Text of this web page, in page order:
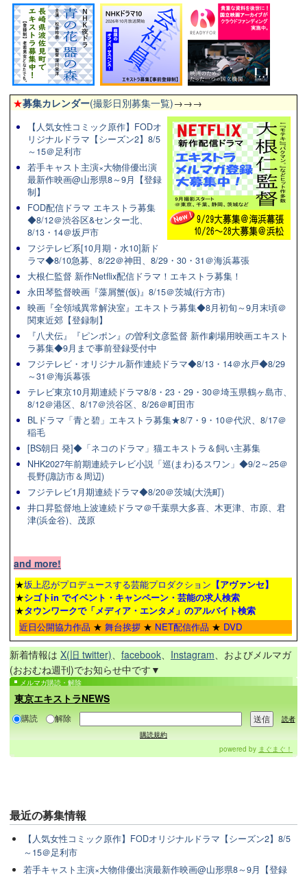
★募集カレンダー(撮影日別募集一覧)→→→
【人気女性コミック原作】FODオ
リジナルドラマ【シーズン2】8/5
～15＠足利市
若手キャスト主演×大物俳優出演
最新作映画@山形県8～9月【登録
制】
FOD配信ドラマ エキストラ募集
◆8/12＠渋谷区&センター北、
8/13・14＠坂戸市
フジテレビ系[10月期・水10]新ド
ラマ◆8/10急募、8/22＠神田、8/29・30・31＠海浜幕張
大根仁監督 新作Netflix配信ドラマ！エキストラ募集！
永田琴監督映画『藻屑蟹(仮)』8/15＠茨城(行方市)
映画『全領域異常解決室』エキストラ募集◆8月初旬～9月末頃＠
関東近郊【登録制】
『八犬伝』『ピンポン』の曽利文彦監督 新作劇場用映画エキスト
ラ募集◆9月まで事前登録受付中
フジテレビ・オリジナル新作連続ドラマ◆8/13・14＠水戸◆8/29
～31＠海浜幕張
テレビ東京10月期連続ドラマ8/8・23・29・30＠埼玉県鶴ヶ島市、
8/12＠港区、8/17＠渋谷区、8/26＠町田市
BLドラマ「青と碧」エキストラ募集★8/7・9・10＠代沢、8/17＠
稲毛
[BS朝日 発]◆「ネコのドラマ」猫エキストラ＆飼い主募集
NHK2027年前期連続テレビ小説「巡(まわ)るスワン」◆9/2～25＠
長野(諏訪市＆周辺)
フジテレビ1月期連続ドラマ◆8/20＠茨城(大洗町)
井口昇監督地上波連続ドラマ＠千葉県大多喜、木更津、市原、君
津(浜金谷)、茂原
and more!
★坂上忍がプロデュースする芸能プロダクション 【アヴァンセ】
★シゴトin でイベント・キャンペーン・芸能の求人検索
★タウンワークで「メディア・エンタメ」のアルバイト検索
近日公開協力作品 ★ 舞台挨拶 ★ NET配信作品 ★ DVD
新着情報は X(旧 twitter) facebook Instagram 、およびメルマガ
(おおむね週刊)でお知らせ中です▼
メルマガ購読・解除
東京エキストラNEWS
購読 解除
読者
購読規約
powered by まぐまぐ！
最近の募集情報
【人気女性コミック原作】FODオリジナルドラマ【シーズン2】8/5
～15＠足利市
若手キャスト主演×大物俳優出演最新作映画@山形県8～9月【登録